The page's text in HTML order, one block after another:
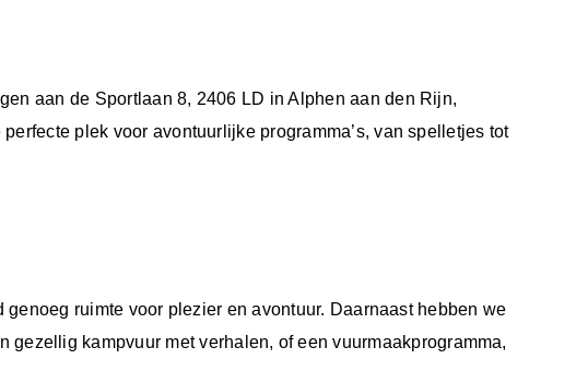
aan de Sportlaan 8, 2406 LD in Alphen aan den Rijn,
plek voor avontuurlijke programma’s, van spelletjes tot
ruimte voor plezier en avontuur. Daarnaast hebben we
kampvuur met verhalen, of een vuurmaakprogramma,